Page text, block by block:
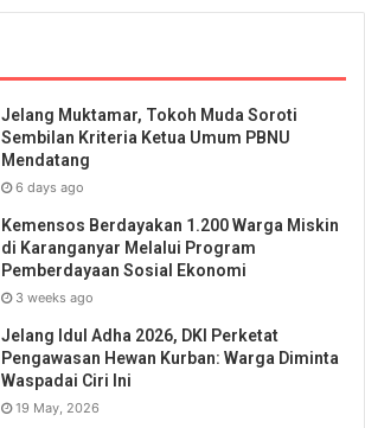
Jelang Muktamar, Tokoh Muda Soroti
Sembilan Kriteria Ketua Umum PBNU
Mendatang
6 days ago
Kemensos Berdayakan 1.200 Warga Miskin
di Karanganyar Melalui Program
Pemberdayaan Sosial Ekonomi
3 weeks ago
Jelang Idul Adha 2026, DKI Perketat
Pengawasan Hewan Kurban: Warga Diminta
Waspadai Ciri Ini
19 May, 2026